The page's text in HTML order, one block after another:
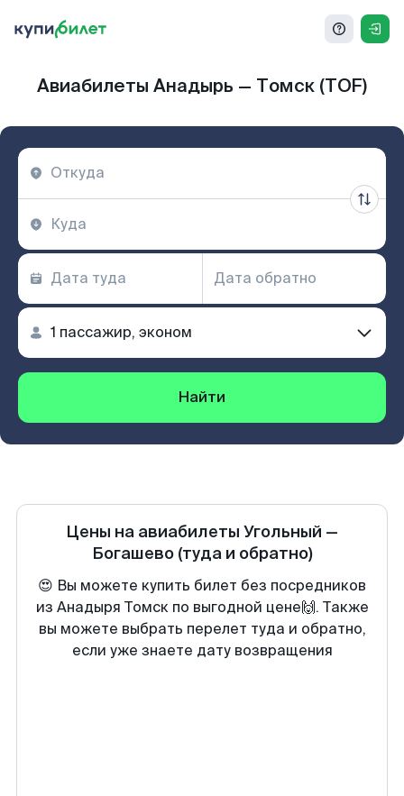
Авиабилеты Анадырь — Томск (TOF)
Найти
Цены на авиабилеты Угольный —
Богашево (туда и обратно)
😍 Вы можете купить билет без посредников
из Анадыря Томск по выгодной цене🙌. Также
вы можете выбрать перелет туда и обратно,
если уже знаете дату возвращения